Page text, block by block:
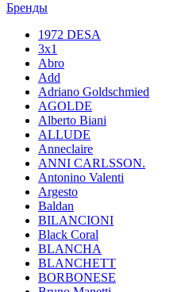
Бренды
1972 DESA
3x1
Abro
Add
Adriano Goldschmied
AGOLDE
Alberto Biani
ALLUDE
Anneclaire
ANNI CARLSSON.
Antonino Valenti
Argesto
Baldan
BILANCIONI
Black Coral
BLANCHA
BLANCHETT
BORBONESE